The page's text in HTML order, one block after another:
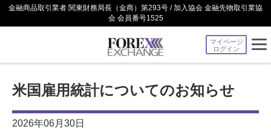
金融商品取引業者 関東財務局長（金商）第293号 / 加入協会 金融先物取引業協
会 会員番号1525
マイページ
ログイン
米国雇用統計についてのお知らせ
2026年06月30日